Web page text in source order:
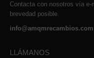
Contacta con nosotros vía
brevedad posible.
info@amqmrecambios.com
LLÁMANOS